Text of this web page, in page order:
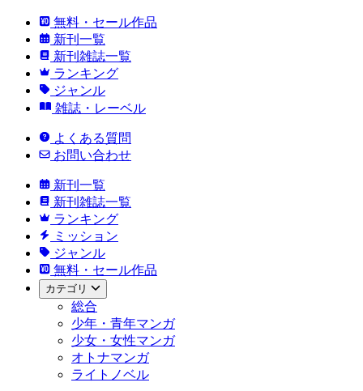
無料・セール作品
新刊一覧
新刊雑誌一覧
ランキング
ジャンル
雑誌・レーベル
よくある質問
お問い合わせ
新刊一覧
新刊雑誌一覧
ランキング
ミッション
ジャンル
無料・セール作品
カテゴリ
総合
少年・青年マンガ
少女・女性マンガ
オトナマンガ
ライトノベル